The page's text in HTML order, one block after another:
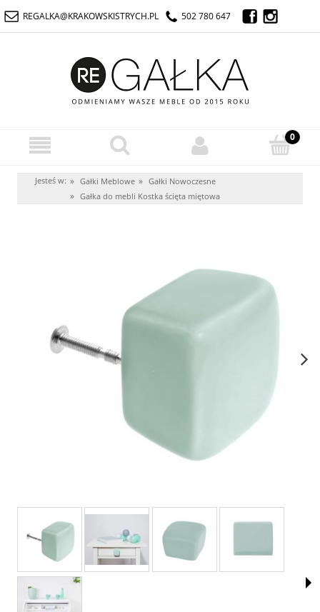
REGALKA@KRAKOWSKISTRYCH.PL 502 780 647
Jesteś w: » Gałki Meblowe » Gałki Nowoczesne
» Gałka do mebli Kostka ścięta miętowa